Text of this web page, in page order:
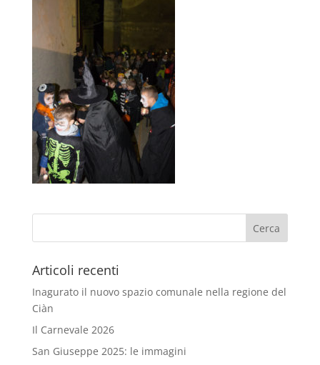
Articoli recenti
Inagurato il nuovo spazio comunale nella regione del
Ciàn
Il Carnevale 2026
San Giuseppe 2025: le immagini